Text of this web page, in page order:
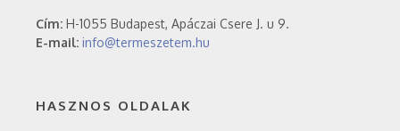
Cím: H-1055 Budapest, Apáczai Csere J. u 9.
E-mail: info@termeszetem.hu
HASZNOS OLDALAK